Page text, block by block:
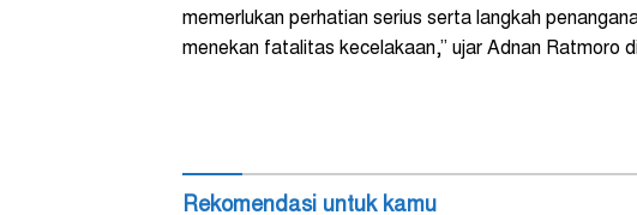
memerlukan perhatian serius serta langkah
menekan fatalitas kecelakaan,” ujar Adnan Ratmoro
Rekomendasi untuk kamu